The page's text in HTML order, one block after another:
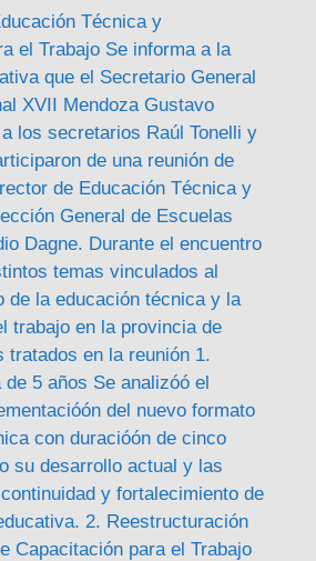
Técnica y
el Trabajo Se informa a la
que el Secretario General
XVII Mendoza Gustavo
los secretarios Raúl Tonelli y
de una reunión de
de Educación Técnica y
General de Escuelas
Dagne. Durante el encuentro
temas vinculados al
de la educación técnica y la
trabajo en la provincia de
tratados en la reunión 1.
5 años Se analizóó el
del nuevo formato
con duracióón de cinco
su desarrollo actual y las
y fortalecimiento de
2. Reestructuración
Capacitación para el Trabajo